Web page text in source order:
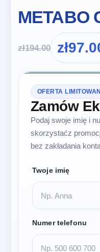
METABO
zł194.00 zł
OFERTA
Zamów
Podaj swoje imię i
skorzystaćz
bez zakładania
Twoje imię
Numer telefonu